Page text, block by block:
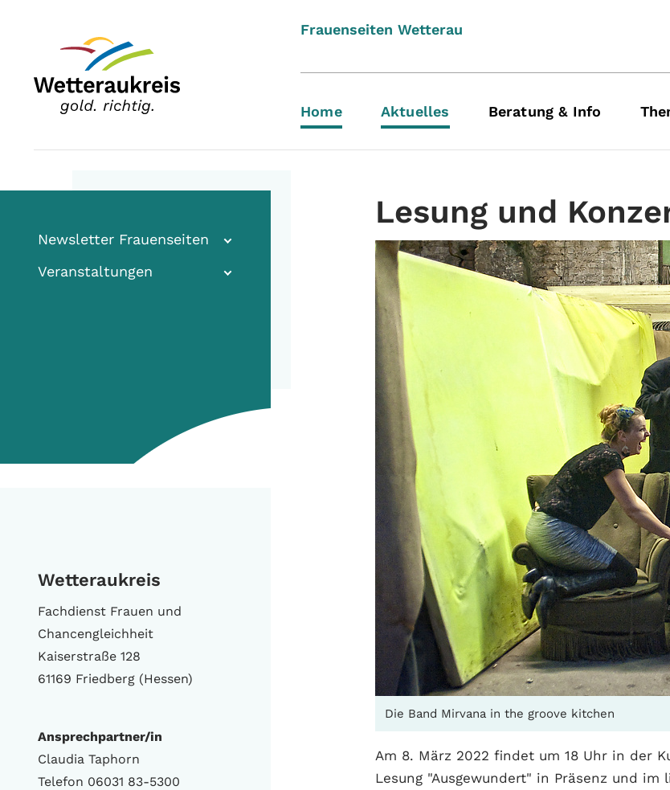
Frauenseiten Wetterau
Home Aktuelles Beratung & Info
Newsletter Frauenseiten
Veranstaltungen
Wetteraukreis
Fachdienst Frauen und
Chancengleichheit
Kaiserstraße 128
61169 Friedberg (Hessen)
Ansprechpartner/in
Claudia Taphorn
Telefon 06031 83-5300
Lesung und
Die Band Mirvana in the groove kitchen
Am 8. März 2022 findet um 18 Uhr in der
Lesung "Ausgewundert" in Präsenz und